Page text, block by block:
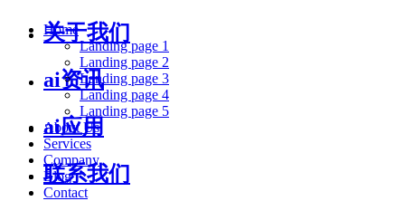
关于我们
ai资讯
ai应用
联系我们
Home
Landing page 1
Landing page 2
Landing page 3
Landing page 4
Landing page 5
About Us
Services
Company
Blog
Contact